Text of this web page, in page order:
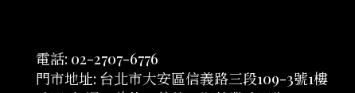
電話: 02-2707-6776
門市地址: 台北市大安區信義路三段109-3號1樓